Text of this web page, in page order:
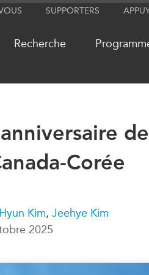
SUPPORTERS
Recherche
de recherche
MÉDIAS
Dans
Corée
Hyun Kim, Jeehye Kim
2025